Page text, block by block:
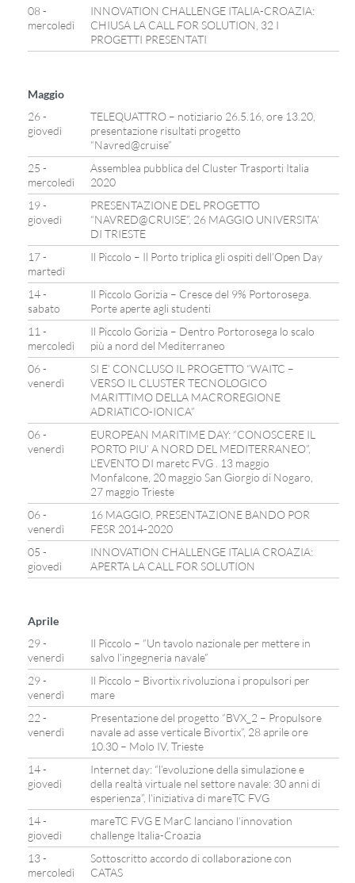
08 -
mercoledì
INNOVATION CHALLENGE ITALIA-CROAZIA:
CHIUSA LA CALL FOR SOLUTION, 32 I
PROGETTI PRESENTATI
Maggio
26 -
giovedì
TELEQUATTRO – notiziario 26.5.16, ore 13.20,
presentazione risultati progetto
“Navred@cruise”
25 -
mercoledì
Assemblea pubblica del Cluster Trasporti Italia
2020
19 -
giovedì
PRESENTAZIONE DEL PROGETTO
“NAVRED@CRUISE”, 26 MAGGIO UNIVERSITA’
DI TRIESTE
17 -
martedì
Il Piccolo – Il Porto triplica gli ospiti dell’Open Day
14 -
sabato
Il Piccolo Gorizia – Cresce del 9% Portorosega.
Porte aperte agli studenti
11 -
mercoledì
Il Piccolo Gorizia – Dentro Portorosega lo scalo
più a nord del Mediterraneo
06 -
venerdì
SI E’ CONCLUSO IL PROGETTO “WAITC –
VERSO IL CLUSTER TECNOLOGICO
MARITTIMO DELLA MACROREGIONE
ADRIATICO-IONICA”
06 -
venerdì
EUROPEAN MARITIME DAY: “CONOSCERE IL
PORTO PIU’ A NORD DEL MEDITERRANEO”,
L’EVENTO DI maretc FVG . 13 maggio
Monfalcone, 20 maggio San Giorgio di Nogaro,
27 maggio Trieste
06 -
venerdì
16 MAGGIO, PRESENTAZIONE BANDO POR
FESR 2014-2020
05 -
giovedì
INNOVATION CHALLENGE ITALIA CROAZIA:
APERTA LA CALL FOR SOLUTION
Aprile
29 -
venerdì
Il Piccolo – “Un tavolo nazionale per mettere in
salvo l’ingegneria navale”
29 -
venerdì
Il Piccolo – Bivortix rivoluziona i propulsori per
mare
22 -
venerdì
Presentazione del progetto “BVX_2 – Propulsore
navale ad asse verticale Bivortix”, 28 aprile ore
10.30 – Molo IV, Trieste
14 -
giovedì
Internet day: “l’evoluzione della simulazione e
della realtà virtuale nel settore navale: 30 anni di
esperienza”, l’iniziativa di mareTC FVG
14 -
giovedì
mareTC FVG E MarC lanciano l’innovation
challenge Italia-Croazia
13 -
mercoledì
Sottoscritto accordo di collaborazione con
CATAS